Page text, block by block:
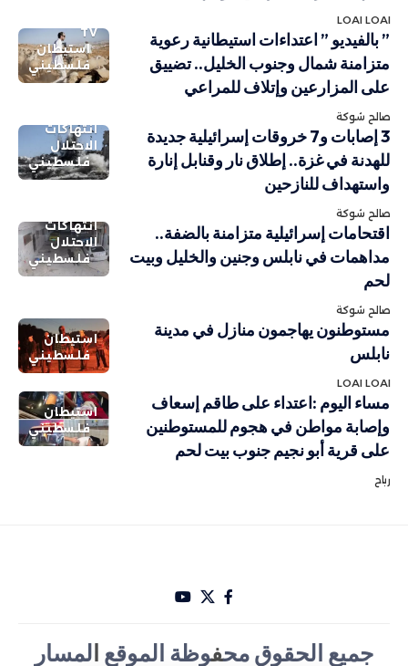
LOAI LOAI
TV
استيطان
فلسطيني
” بالفيديو ” اعتداءات استيطانية رعوية
متزامنة شمال وجنوب الخليل.. تضييق
على المزارعين وإتلاف للمراعي
صالح شوكة
انتهاكات
الاحتلال
فلسطيني
3 إصابات و7 خروقات إسرائيلية جديدة
للهدنة في غزة.. إطلاق نار وقنابل إنارة
واستهداف للنازحين
صالح شوكة
انتهاكات
الاحتلال
فلسطيني
اقتحامات إسرائيلية متزامنة بالضفة..
مداهمات في نابلس وجنين والخليل وبيت
لحم
صالح شوكة
استيطان
فلسطيني
مستوطنون يهاجمون منازل في مدينة
نابلس
LOAI LOAI
استيطان
فلسطيني
مساء اليوم :اعتداء على طاقم إسعاف
وإصابة مواطن في هجوم للمستوطنين
على قرية أبو نجيم جنوب بيت لحم
رباح
جميع الحقوق محفوظة الموقع المسار